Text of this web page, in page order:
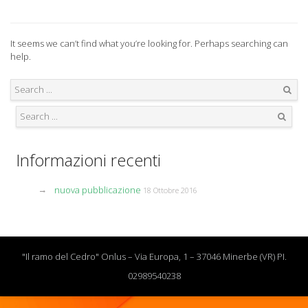
It seems we can’t find what you’re looking for. Perhaps searching can
help.
Informazioni recenti
nuova pubblicazione 18 Ottobre 2016
"Il ramo del Cedro" Onlus – Via Europa, 1 – 37046 Minerbe (VR) PI.
02989540238